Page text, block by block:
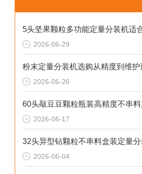
2026-06-29
2026-06-26
2026-06-17
2026-06-04